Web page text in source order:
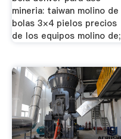
mineria: taiwan molino de
bolas 3×4 pielos precios
de los equipos molino de;